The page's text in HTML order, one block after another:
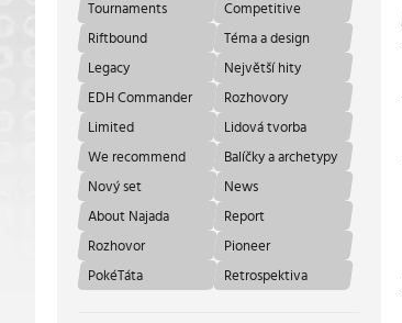
Tournaments Competitive
Riftbound Téma a design
Legacy Největší hity
EDH Commander Rozhovory
Limited Lidová tvorba
We recommend Balíčky a archetypy
Nový set News
About Najada Report
Rozhovor Pioneer
PokéTáta Retrospektiva